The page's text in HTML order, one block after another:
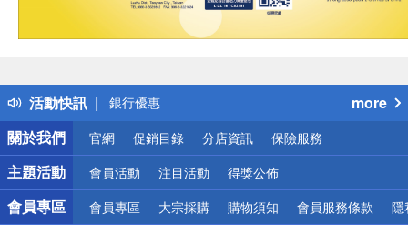
活動快訊
偏遠地區配送
詐騙網頁！請小心！
熱門話題
銀行優惠
偏遠地區配送
詐騙網頁！請小心！
more
關於我們
官網 促銷目錄 分店資訊 保險服務
主題活動 會員活動 注目活動 得獎公佈
會員專區 會員專區 大宗採購 購物須知 會員服務條款 隱